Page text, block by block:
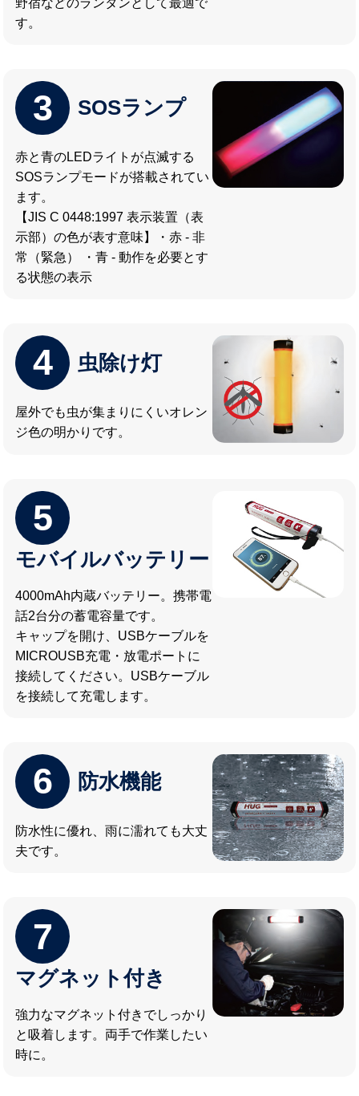
す。
3 SOSランプ
赤と青のLEDライトが点滅する
SOSランプモードが搭載されてい
ます。
【JIS C 0448:1997 表示装置（表
示部）の色が表す意味】・赤 - 非
常（緊急） ・青 - 動作を必要とす
る状態の表示
4 虫除け灯
屋外でも虫が集まりにくいオレン
ジ色の明かりです。
5
モバイルバッテリー
4000mAh内蔵バッテリー。携帯電
話2台分の蓄電容量です。
キャップを開け、USBケーブルを
MICROUSB充電・放電ポートに
接続してください。USBケーブル
を接続して充電します。
6 防水機能
防水性に優れ、雨に濡れても大丈
夫です。
7
マグネット付き
強力なマグネット付きでしっかり
と吸着します。両手で作業したい
時に。